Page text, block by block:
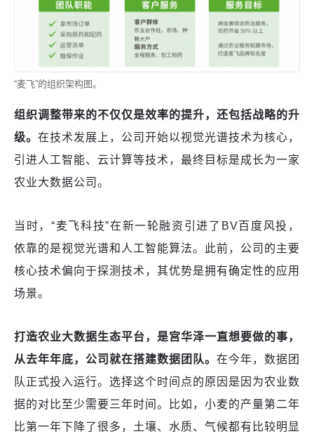
“麦飞”的组织架构图。
组织调整带来的不仅仅是效率的提升，还包括战略的升
级。 在技术发展上，公司开始以视觉光谱技术为核心，
引进人工智能、云计算等技术，最终目标是成长为一家
农业大数据公司。
当时，“麦飞科技”在新一轮融资引进了BV百度风投，
依靠的是视觉光谱和人工智能算法。此前，公司的主要
核心技术偏向于探测技术，其优势是拥有确定性的应用
场景。
打造农业大数据生态平台，是宫华泽一直想要做的事，
从去年年底，公司就在搭建数据团队。 在今年，数据团
队正式投入运行。选择这个时间点的原因是因为农业数
据的对比至少需要三年时间。比如，小麦的产量第二年
比第一年下降了很多，土壤、水质、气候都有比较明显